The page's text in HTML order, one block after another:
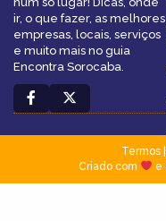
ir, o que fazer, as melhores
empresas, locais, serviços
e muito mais no guia
Encontra Sorocaba.
Termos|
Criado com
e